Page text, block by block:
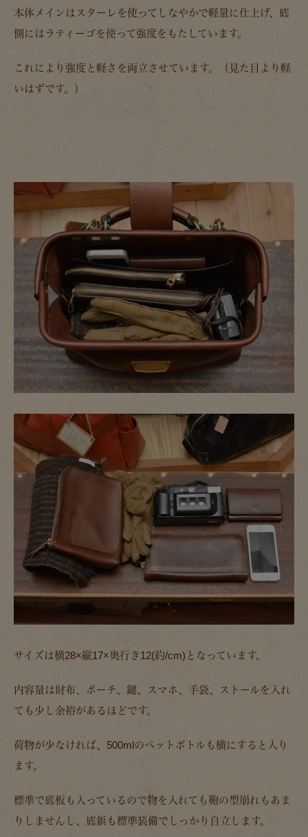
本体メインはスターレを使ってしなやかで軽量に仕上げ、底
側にはラティーゴを使って強度をもたしています。
これにより強度と軽さを両立させています。（見た目より軽
いはずです。）
サイズは横28×縦17×奥行き12(約/cm)となっています。
内容量は財布、ポーチ、鍵、スマホ、手袋、ストールを入れ
ても少し余裕があるほどです。
荷物が少なければ、500mlのペットボトルも横にすると入り
ます。
標準で底板も入っているので物を入れても鞄の型崩れもあま
りしませんし、底鋲も標準装備でしっかり自立します。